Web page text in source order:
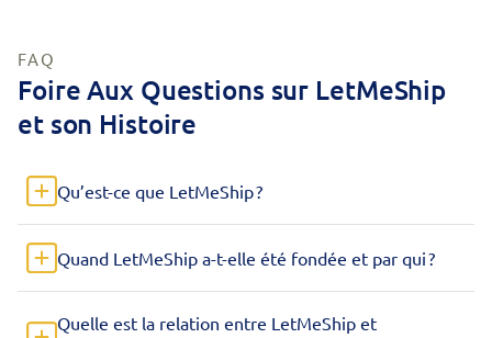
FAQ
Foire Aux Questions sur LetMeShip
et son Histoire
Qu’est-ce que LetMeShip ?
Quand LetMeShip a-t-elle été fondée et par qui ?
Quelle est la relation entre LetMeShip et